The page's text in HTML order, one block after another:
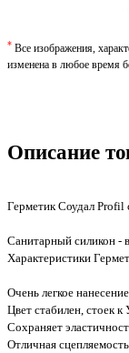
* Все изображения,
изменена в любое время
Описание
Герметик Соудал Profil
Санитарный силикон -
Характеристики
Очень легкое
Цвет стабилен, стоек
Сохраняет
Отличная